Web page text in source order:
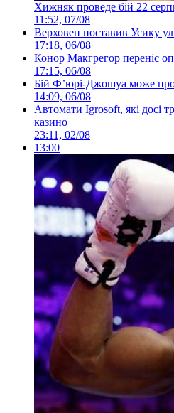
Хижняк проведе бій 22
11:52, 07/08
Верховен поставив Усику
17:18, 06/08
Конор Макгрегор переніс
17:15, 06/08
Бій Ф’юрі-Джошуа може
14:09, 06/08
Автомати Igrosoft, які досі
казино
23:11, 02/08
13:00